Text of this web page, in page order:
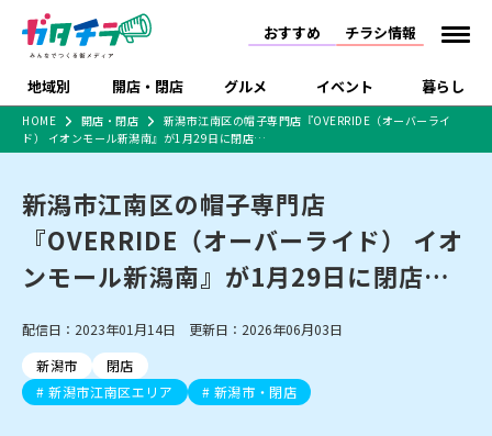
おすすめ チラシ情報
地域別 開店・閉店 グルメ イベント 暮らし
新潟市 下越
中越 上越
佐渡
開店 閉店
リニューアル・移転 休業 開店まとめ
閉店まとめ
新潟市・開店
新潟市・閉店
長岡市・開店
長岡市・閉店
ラーメン・開店
ラーメン・閉店
ラーメン 現地レポート
和食 洋食
スイーツ
体験・販売 祭り・伝統行事
趣味・展示会 ライブ・コンサート
スポーツ
施設・ショップ
住宅メーカー・工務
店
食品メーカー・県産
習い事・塾 アパレル・雑貨
フィットネス・ジム
観光スポット
温泉・入浴 ホテル
特売セール インタビュー
特集・まとめ記事
セツコママ ランキング 新潟人
キャンペーン
開店まとめ
閉店まとめ
ラーメンまとめ
飲食店まとめ
食品スーパー・コンビ
ショッピングモール・
大型施設
ドラッグストア・ホーム
センター
ファッション 生活サービス
HOME 開店・閉店
新潟市江南区の帽子専門店『OVERRIDE（オーバーライ
ド） イオンモール新潟南』が1月29日に閉店…
新潟市江南区の帽子専門店
『OVERRIDE（オーバーライド） イオ
ンモール新潟南』が1月29日に閉店…
配信日：2023年01月14日 更新日：2026年06月03日
新潟市
閉店
新潟市江南区エリア
新潟市・閉店